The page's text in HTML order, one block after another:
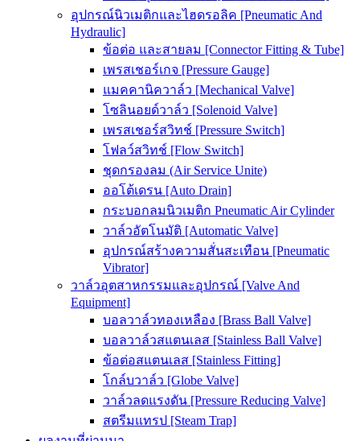
อุปกรณ์นิวเมติกและไฮดรอลิค [Pneumatic And
Hydraulic]
ข้อต่อ และสายลม [Connector Fitting & Tube]
เพรสเชอร์เกจ [Pressure Gauge]
แมคคานิควาล์ว [Mechanical Valve]
โซลินอยด์วาล์ว [Solenoid Valve]
เพรสเชอร์สวิทช์ [Pressure Switch]
โฟลว์สวิทช์ [Flow Switch]
ชุดกรองลม (Air Service Unite)
ออโต้เดรน [Auto Drain]
กระบอกลมนิวเมติก Pneumatic Air Cylinder
วาล์วอัตโนมัติ [Automatic Valve]
อุปกรณ์สร้างความสั่นสะเทือน [Pneumatic
Vibrator]
วาล์วอุตสาหกรรมและอุปกรณ์ [Valve And
Equipment]
บอลวาล์วทองเหลือง [Brass Ball Valve]
บอลวาล์วสแตนเลส [Stainless Ball Valve]
ข้อต่อสแตนเลส [Stainless Fitting]
โกล์บวาล์ว [Globe Valve]
วาล์วลดแรงดัน [Pressure Reducing Valve]
สตรีมแทรป [Steam Trap]